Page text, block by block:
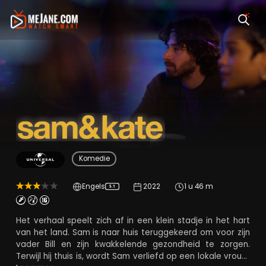
Komedie
Engels 5.1 2022 1 u 46 m
Het verhaal speelt zich af in een klein stadje in het hart
van het land. Sam is naar huis teruggekeerd om voor zijn
vader Bill en zijn kwakkelende gezondheid te zorgen.
Terwijl hij thuis is, wordt Sam verliefd op een lokale vrouw,